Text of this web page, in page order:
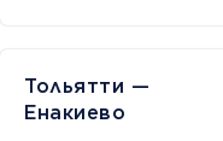
Тольятти —
Енакиево